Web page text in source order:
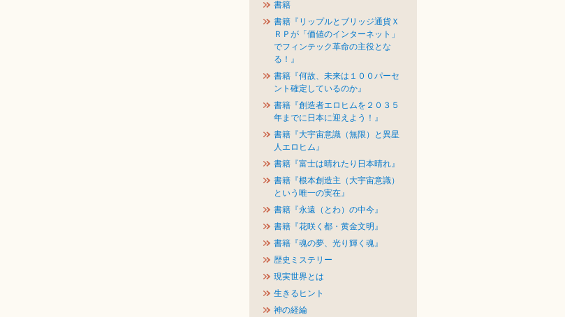
書籍
書籍『リップルとブリッジ通貨Ｘ
ＲＰが「価値のインターネット」
でフィンテック革命の主役とな
る！』
書籍『何故、未来は１００パーセ
ント確定しているのか』
書籍『創造者エロヒムを２０３５
年までに日本に迎えよう！』
書籍『大宇宙意識（無限）と異星
人エロヒム』
書籍『富士は晴れたり日本晴れ』
書籍『根本創造主（大宇宙意識）
という唯一の実在』
書籍『永遠（とわ）の中今』
書籍『花咲く都・黄金文明』
書籍『魂の夢、光り輝く魂』
歴史ミステリー
現実世界とは
生きるヒント
神の経綸